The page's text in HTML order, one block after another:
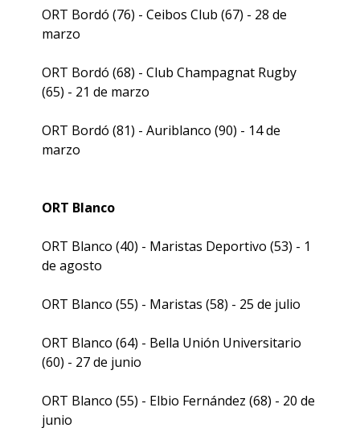
ORT Bordó (76) - Ceibos Club (67) - 28 de
marzo
ORT Bordó (68) - Club Champagnat Rugby
(65) - 21 de marzo
ORT Bordó (81) - Auriblanco (90) - 14 de
marzo
ORT Blanco
ORT Blanco (40) - Maristas Deportivo (53) - 1
de agosto
ORT Blanco (55) - Maristas (58) - 25 de julio
ORT Blanco (64) - Bella Unión Universitario
(60) - 27 de junio
ORT Blanco (55) - Elbio Fernández (68) - 20 de
junio